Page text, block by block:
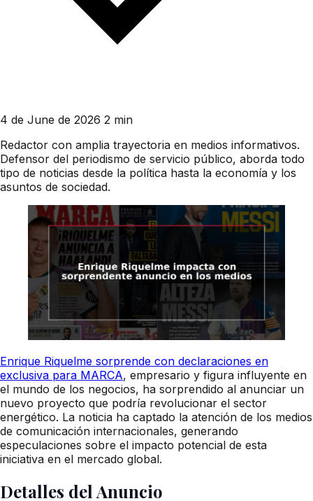
4 de June de 2026 2 min
Redactor con amplia trayectoria en medios informativos.
Defensor del periodismo de servicio público, aborda todo
tipo de noticias desde la política hasta la economía y los
asuntos de sociedad.
Enrique Riquelme sorprende con declaraciones en
exclusiva para MARCA, empresario y figura influyente en
el mundo de los negocios, ha sorprendido al anunciar un
nuevo proyecto que podría revolucionar el sector
energético. La noticia ha captado la atención de los medios
de comunicación internacionales, generando
especulaciones sobre el impacto potencial de esta
iniciativa en el mercado global.
Detalles del Anuncio